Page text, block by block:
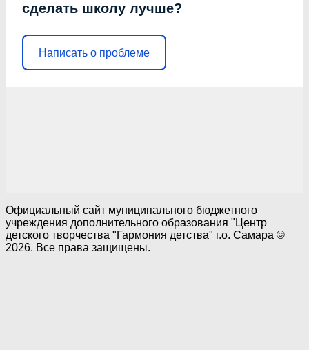
сделать школу лучше?
Написать о проблеме
Официальный сайт муниципального бюджетного
учреждения дополнительного образования "Центр
детского творчества "Гармония детства" г.о. Самара ©
2026. Все права защищены.